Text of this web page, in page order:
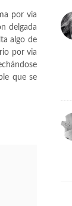
por via
delgada
algo de
por via
que se